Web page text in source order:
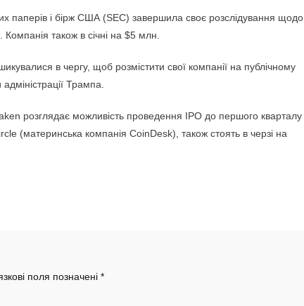
паперів і бірж США (SEC) завершила своє розслідування щодо
також в січні на $5 млн.
в чергу, щоб розмістити свої компанії на публічному
Трампа.
розглядає можливість проведення IPO до першого кварталу
(материнська компанія CoinDesk), також стоять в черзі на
поля позначені *